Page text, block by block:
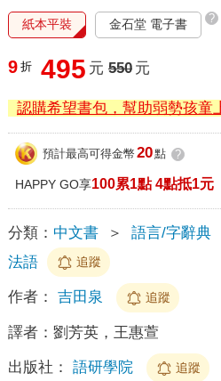
紙本平裝 金石堂 電子書 ?
9 折 495 元 550 元
認購希望書包，幫助弱勢孩童
預計最高可得金幣 20點 ?
HAPPY GO享100累1點 4點抵1元
分類： 中文書 ＞ 語言/字辭典
法語
追蹤
作者： 吉田泉 追蹤
譯者： 劉芳英，王惠萱
出版社： 語研學院 追蹤